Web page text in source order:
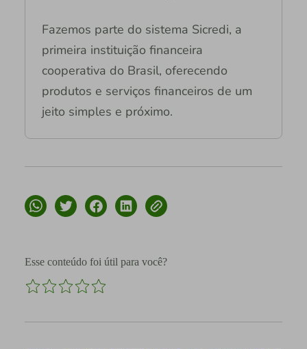
Fazemos parte do sistema Sicredi, a
primeira instituição financeira
cooperativa do Brasil, oferecendo
produtos e serviços financeiros de um
jeito simples e próximo.
Esse conteúdo foi útil para você?